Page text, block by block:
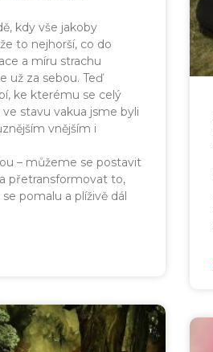
kdy vše jakoby
to nejhorší, co do
a míru strachu
už za sebou. Teď
ke kterému se celý
stavu vakua jsme byli
vnějším i
– můžeme se postavit
přetransformovat to,
pomalu a plíživě dál